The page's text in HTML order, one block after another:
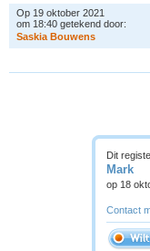
Op 19 oktober 2021
om 18:40 getekend door:
Saskia Bouwens
Dit
Mark
op 18
Contact